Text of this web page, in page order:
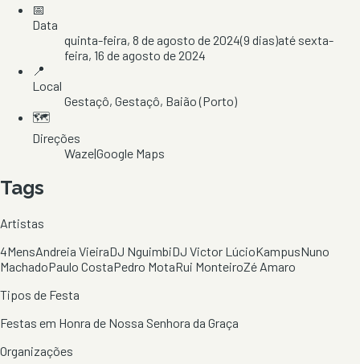
📅
Data
quinta-feira, 8 de agosto de 2024(9 dias)até sexta-
feira, 16 de agosto de 2024
📍
Local
Gestaçô, Gestaçô, Baião(Porto)
🗺️
Direções
Waze|Google Maps
Tags
Artistas
4MensAndreia VieiraDJ NguimbiDJ Victor LúcioKampusNuno
MachadoPaulo CostaPedro MotaRui MonteiroZé Amaro
Tipos de Festa
Festas em Honra de Nossa Senhora da Graça
Organizações